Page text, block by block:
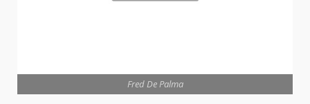
Fred De Palma